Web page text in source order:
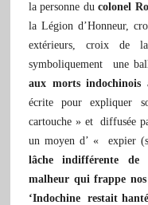
la personne ducolonel
la Légion d’Honneur,
extérieurs, croix de
symboliquement une
aux morts indochinois
écrite pour expliquer
cartouche » et diffusée
un moyen d’ « expier
lâche indifférente de
malheur qui frappe
‘Indochine restait